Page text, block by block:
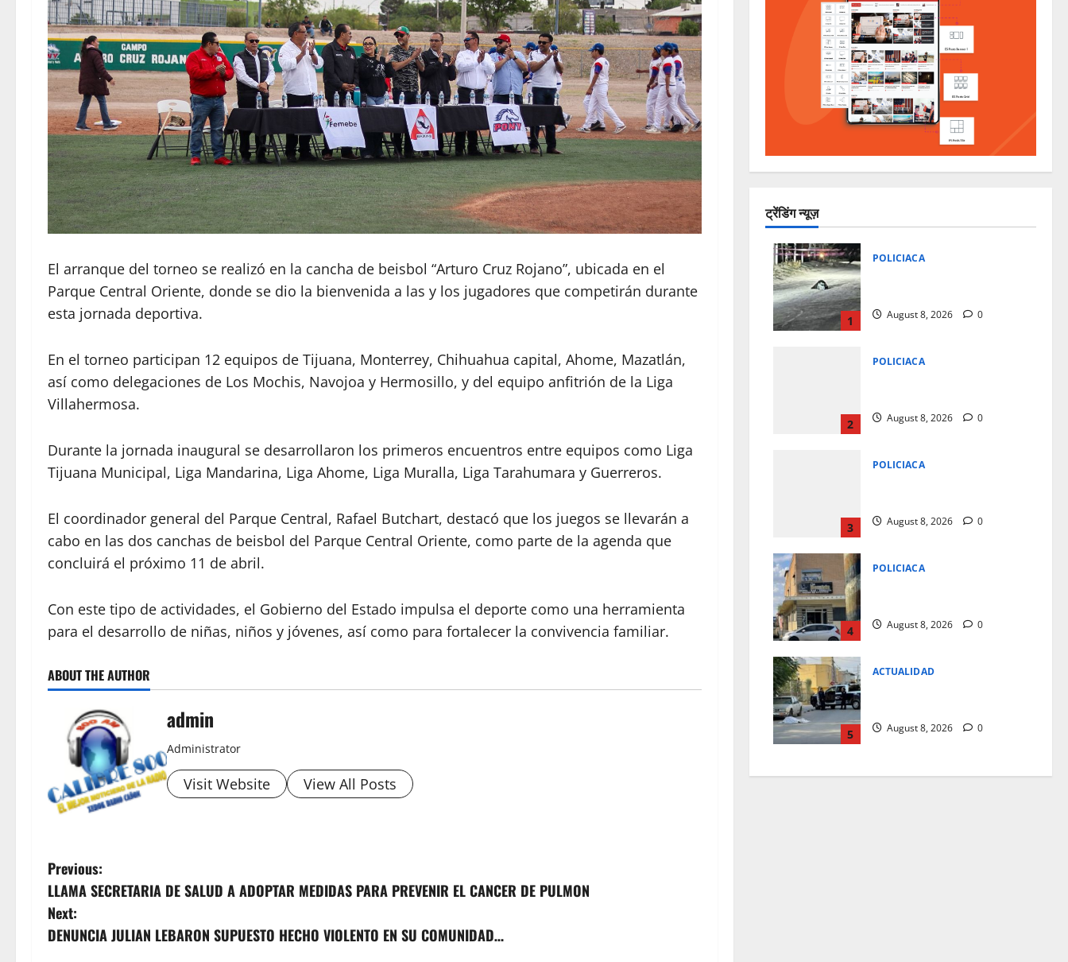
El arranque del torneo se realizó en la cancha de beisbol “Arturo Cruz Rojano”, ubicada en el
Parque Central Oriente, donde se dio la bienvenida a las y los jugadores que competirán durante
esta jornada deportiva.
En el torneo participan 12 equipos de Tijuana, Monterrey, Chihuahua capital, Ahome, Mazatlán,
así como delegaciones de Los Mochis, Navojoa y Hermosillo, y del equipo anfitrión de la Liga
Villahermosa.
Durante la jornada inaugural se desarrollaron los primeros encuentros entre equipos como Liga
Tijuana Municipal, Liga Mandarina, Liga Ahome, Liga Muralla, Liga Tarahumara y Guerreros.
El coordinador general del Parque Central, Rafael Butchart, destacó que los juegos se llevarán a
cabo en las dos canchas de beisbol del Parque Central Oriente, como parte de la agenda que
concluirá el próximo 11 de abril.
Con este tipo de actividades, el Gobierno del Estado impulsa el deporte como una herramienta
para el desarrollo de niñas, niños y jóvenes, así como para fortalecer la convivencia familiar.
ABOUT THE AUTHOR
admin
Administrator
Visit Website View All Posts
P
o
s
Previous:
LLAMA SECRETARIA DE SALUD A ADOPTAR MEDIDAS PARA PREVENIR EL CANCER DE PULMON
Next:
DENUNCIA JULIAN LEBARON SUPUESTO HECHO VIOLENTO EN SU COMUNIDAD…
ट्रेंडिंग न्यूज़
1
POLICIACA
August 8, 2026 0
2
POLICIACA
August 8, 2026 0
3
POLICIACA
August 8, 2026 0
4
POLICIACA
August 8, 2026 0
5
ACTUALIDAD
August 8, 2026 0